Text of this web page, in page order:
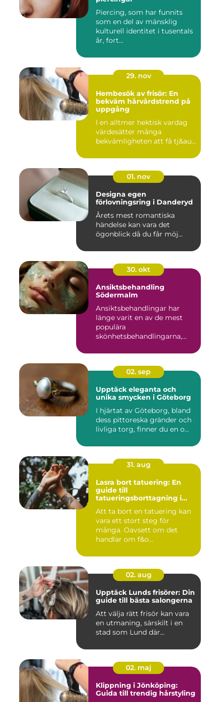
Piercing, som har funnits
som en del av mänsklig
kulturell identitet i tusentals
år, fort...
29. nov
Hembesök av frisör: En
bekväm hårvårdstrend på
uppgång
I en alltmer hektisk vardag
värdesätter många
bekvämligheten att få tj&au...
01. nov
Designa egen
förlovningsring i Danderyd
Årets mest romantiska
händelse kan vara det
ögonblick då du får möj...
30. okt
Ansiktsbehandling
Södermalm
Ansiktsbehandlingar har
länge varit en av de mest
populära
skönhetsbehandlingarna,
02. sep
Upptäck eleganta och
unika smycken i Göteborg
I hjärtat av Göteborg, bland
dess pittoreska gränder och
livliga torg, finner du en o...
31. aug
Lasra bort tatuering: En
guide till
tatueringsborttagning i
Att ta bort en tatuering kan
vara ett stort steg för
många. Oavsett om det
handlar om f&o...
02. aug
Upptäck Lunds frisörer: Din
guide till bästa salongerna
Att välja rätt frisör kan vara
en utmaning, särskilt i en
stad som Lund där...
02. maj
Klippning i Jönköping:
Guida till trendig hårstyling